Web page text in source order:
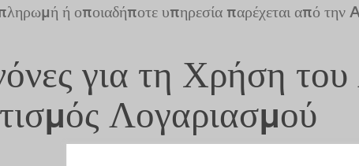
ή οποιαδήποτε υπηρεσία παρέχεται από την
για τη Χρήση του
Λογαριασμού